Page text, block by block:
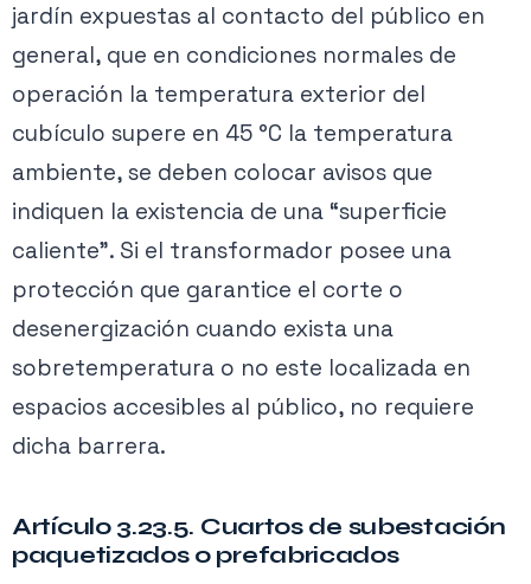
jardín expuestas al contacto del público en
general, que en condiciones normales de
operación la temperatura exterior del
cubículo supere en 45 °C la temperatura
ambiente, se deben colocar avisos que
indiquen la existencia de una “superficie
caliente”. Si el transformador posee una
protección que garantice el corte o
desenergización cuando exista una
sobretemperatura o no este localizada en
espacios accesibles al público, no requiere
dicha barrera.
Artículo 3.23.5. Cuartos de subestación
paquetizados o prefabricados